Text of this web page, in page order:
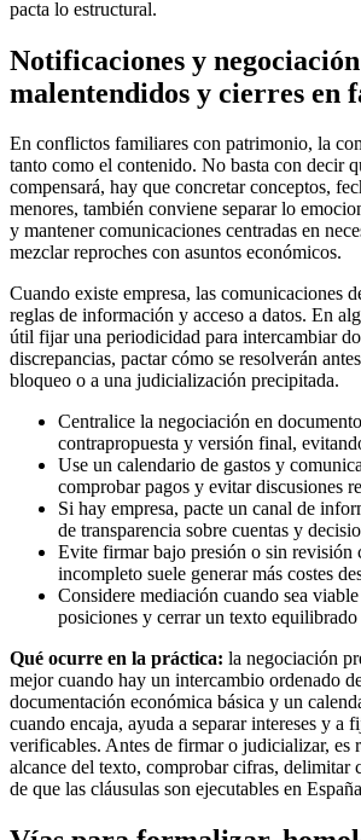
pacta lo estructural.
Notificaciones y
malentendidos y cierres en
En conflictos familiares con patrimonio, la
tanto como el contenido. No basta con decir
compensará, hay que concretar conceptos,
menores, también conviene separar lo
y mantener comunicaciones centradas en
mezclar reproches con asuntos económicos.
Cuando existe empresa, las comunicaciones
reglas de información y acceso a datos. En
útil fijar una periodicidad para intercambiar
discrepancias, pactar cómo se resolverán
bloqueo o a una judicialización precipitada.
Centralice la negociación en
contrapropuesta y versión final,
Use un calendario de gastos y
comprobar pagos y evitar discusiones
Si hay empresa, pacte un canal de
de transparencia sobre cuentas y
Evite firmar bajo presión o sin revisión
incompleto suele generar más costes
Considere mediación cuando sea
posiciones y cerrar un texto equilibrado
Qué ocurre en la práctica: la negociación
mejor cuando hay un intercambio ordenado
documentación económica básica y un
cuando encaja, ayuda a separar intereses y a
verificables. Antes de firmar o judicializar, es
alcance del texto, comprobar cifras, delimitar
de que las cláusulas son ejecutables en